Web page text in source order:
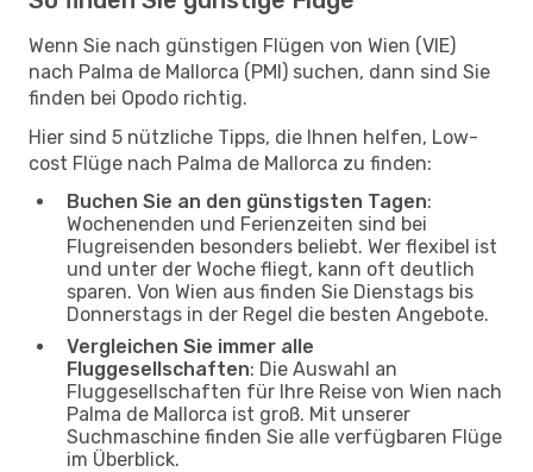
Wenn Sie nach günstigen Flügen von Wien (VIE)
nach Palma de Mallorca (PMI) suchen, dann sind Sie
finden bei Opodo richtig.
Hier sind 5 nützliche Tipps, die Ihnen helfen, Low-
cost Flüge nach Palma de Mallorca zu finden:
Buchen Sie an den günstigsten Tagen:
Wochenenden und Ferienzeiten sind bei
Flugreisenden besonders beliebt. Wer flexibel ist
und unter der Woche fliegt, kann oft deutlich
sparen. Von Wien aus finden Sie Dienstags bis
Donnerstags in der Regel die besten Angebote.
Vergleichen Sie immer alle
Fluggesellschaften: Die Auswahl an
Fluggesellschaften für Ihre Reise von Wien nach
Palma de Mallorca ist groß. Mit unserer
Suchmaschine finden Sie alle verfügbaren Flüge
im Überblick.